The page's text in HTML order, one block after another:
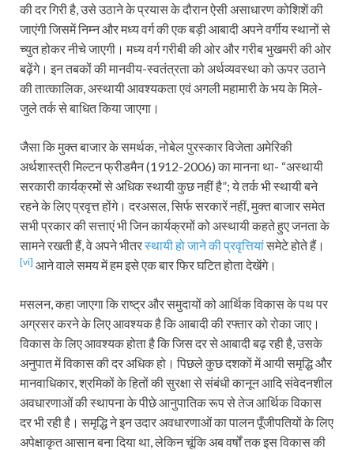
की दर गिरी है, उसे उठाने के प्रयास के दौरान ऐसी असाधारण कोशिशें की
जाएंगी जिसमें निम्न और मध्य वर्ग की एक बड़ी आबादी अपने वर्गीय स्थानों से
च्युत होकर नीचे जाएगी। मध्य वर्ग गरीबी की ओर और गरीब भुखमरी की ओर
बढ़ेंगे। इन तबकों की मानवीय-स्वतंत्रता को अर्थव्यवस्था को ऊपर उठाने
की तात्कालिक, अस्थायी आवश्यकता एवं अगली महामारी के भय के मिले-
जुले तर्क से बाधित किया जाएगा।
जैसा कि मुक्त बाजार के समर्थक, नोबेल पुरस्कार विजेता अमेरिकी
अर्थशास्त्री मिल्टन फ्रीडमैन (1912-2006) का मानना था- “अस्थायी
सरकारी कार्यक्रमों से अधिक स्थायी कुछ नहीं है”; ये तर्क भी स्थायी बने
रहने के लिए प्रवृत्त होंगे। दरअसल, सिर्फ सरकारें नहीं, मुक्त बाजार समेत
सभी प्रकार की सत्ताएं भी जिन कार्यक्रमों को अस्थायी कहते हुए जनता के
सामने रखती हैं, वे अपने भीतरस्थायी हो जाने की प्रवृत्तियांसमेटे होते हैं।
[vi] आने वाले समय में हम इसे एक बार फिर घटित होता देखेंगे।
मसलन, कहा जाएगा कि राष्ट्र और समुदायों को आर्थिक विकास के पथ पर
अग्रसर करने के लिए आवश्यक है कि आबादी की रफ्तार को रोका जाए।
विकास के लिए आवश्यक होता है कि जिस दर से आबादी बढ़ रही है, उसके
अनुपात में विकास की दर अधिक हो। पिछले कुछ दशकों में आयी समृद्धि और
मानवाधिकार, श्रमिकों के हितों की सुरक्षा से संबंधी कानून आदि संवेदनशील
अवधारणाओं की स्थापना के पीछे आनुपातिक रूप से तेज आर्थिक विकास
दर भी रही है। समृद्धि ने इन उदार अवधारणाओं का पालन पूँजीपतियों के लिए
अपेक्षाकृत आसान बना दिया था, लेकिन चूंकि अब वर्षों तक इस विकास की